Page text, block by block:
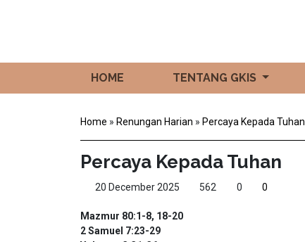
HOME TENTANG GKIS
Home » Renungan Harian » Percaya Kepada Tuhan
Percaya Kepada Tuhan
20 December 2025 562 0 0
Mazmur 80:1-8, 18-20
2 Samuel 7:23-29